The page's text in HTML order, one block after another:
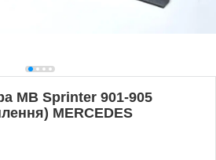
MB Sprinter 901-905
MERCEDES